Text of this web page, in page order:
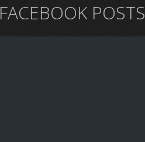
FACEBOOK POSTS